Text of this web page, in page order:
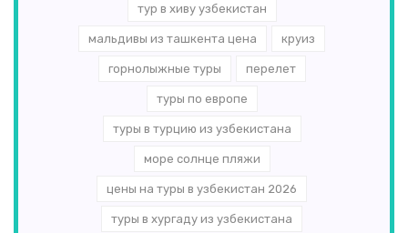
тур в хиву узбекистан
мальдивы из ташкента цена круиз
горнолыжные туры перелет
туры по европе
туры в турцию из узбекистана
море солнце пляжи
цены на туры в узбекистан 2026
туры в хургаду из узбекистана